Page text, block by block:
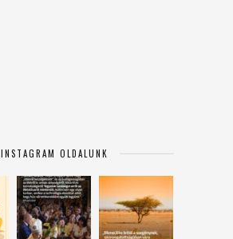
INSTAGRAM OLDALUNK